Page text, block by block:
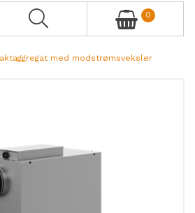
0
med modstrømsveksler